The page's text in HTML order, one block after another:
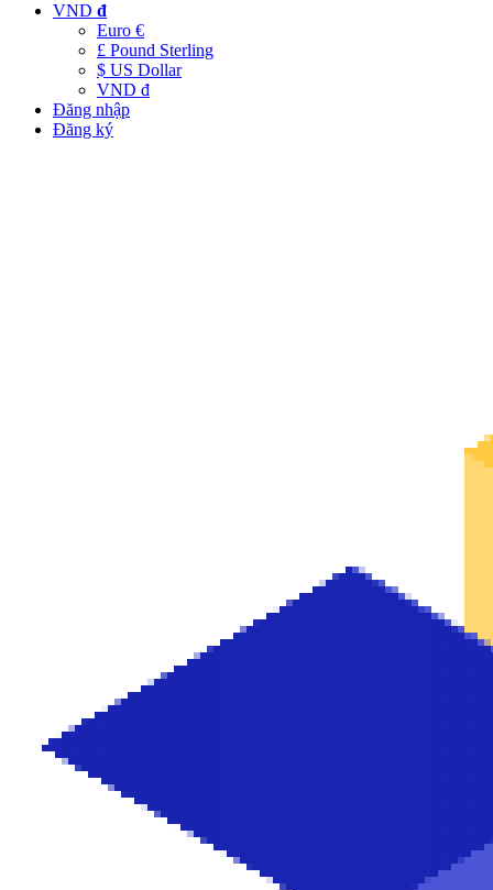
VND đ
Euro €
£ Pound Sterling
$ US Dollar
VND đ
Đăng nhập
Đăng ký